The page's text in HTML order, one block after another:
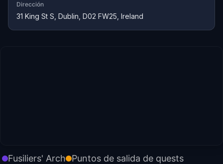
Dirección
31 King St S, Dublin, D02 FW25, Ireland
Fusiliers' Arch Puntos de salida de quests